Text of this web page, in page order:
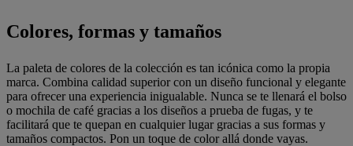
Colores, formas y tamaños
La paleta de colores de la colección es tan icónica como la propia
marca. Combina calidad superior con un diseño funcional y elegante
para ofrecer una experiencia inigualable. Nunca se te llenará el bolso
o mochila de café gracias a los diseños a prueba de fugas, y te
facilitará que te quepan en cualquier lugar gracias a sus formas y
tamaños compactos. Pon un toque de color allá donde vayas.